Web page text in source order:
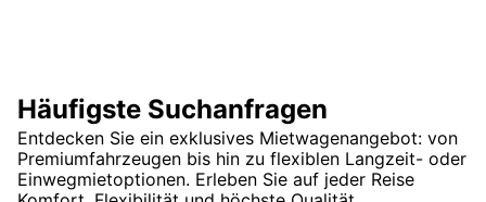
Häufigste Suchanfragen
Entdecken Sie ein exklusives Mietwagenangebot: von
Premiumfahrzeugen bis hin zu flexiblen Langzeit- oder
Einwegmietoptionen. Erleben Sie auf jeder Reise